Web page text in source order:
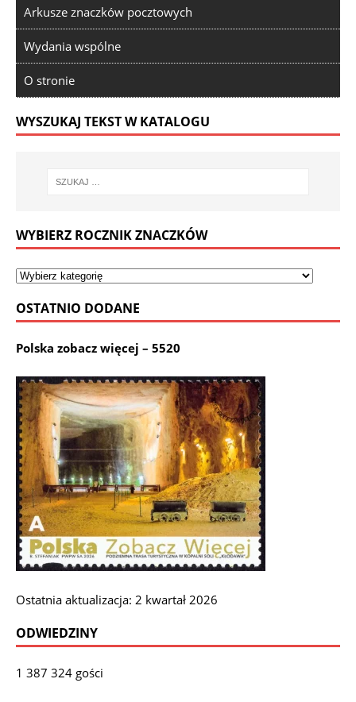
Arkusze znaczków pocztowych
Wydania wspólne
O stronie
WYSZUKAJ TEKST W KATALOGU
WYBIERZ ROCZNIK ZNACZKÓW
OSTATNIO DODANE
Polska zobacz więcej – 5520
Ostatnia aktualizacja: 2 kwartał 2026
ODWIEDZINY
1 387 324 gości